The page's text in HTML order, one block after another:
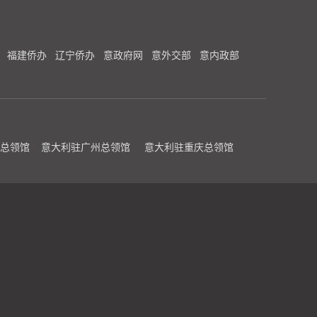
福建侨办 辽宁侨办 意政府网 意外交部
意内政部
领馆 意大利驻广州总领馆 意大利驻重庆总领馆